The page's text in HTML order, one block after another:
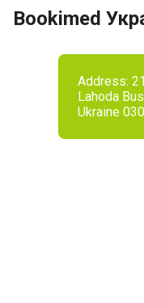
Bookimed
Address:
Lahoda
Ukraine